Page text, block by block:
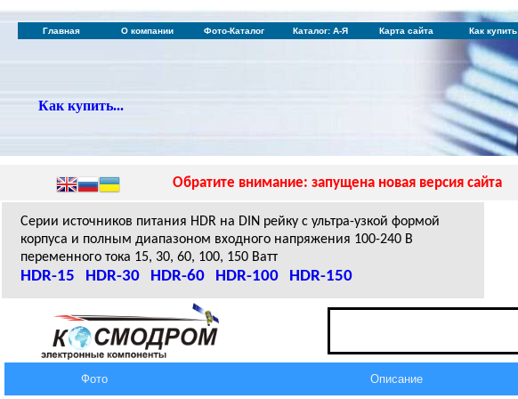
Главная О компании Фото-Каталог Каталог: А-Я Карта сайта Как купить
Как купить...
Обратите внимание: запущена новая версия сайта
Серии источников питания HDR на DIN рейку с ультра-узкой формой
корпуса и полным диапазоном входного напряжения 100-240 В
переменного тока 15, 30, 60, 100, 150 Ватт
HDR-15 HDR-30 HDR-60 HDR-100 HDR-150
Фото Описание